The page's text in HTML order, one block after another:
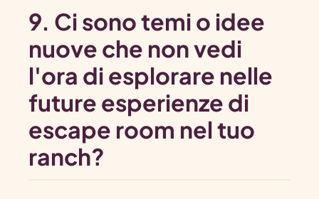
9. Ci sono temi o idee
nuove che non vedi
l'ora di esplorare nelle
future esperienze di
escape room nel tuo
ranch?